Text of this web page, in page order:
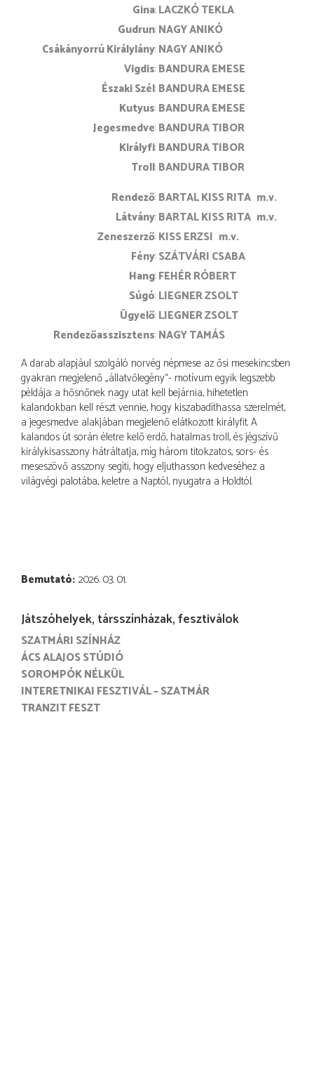
Gina LACZKÓ TEKLA
Gudrun NAGY ANIKÓ
Csákányorrú Királylány NAGY ANIKÓ
Vigdis BANDURA EMESE
Északi Szél BANDURA EMESE
Kutyus BANDURA EMESE
Jegesmedve BANDURA TIBOR
Királyfi BANDURA TIBOR
Troll BANDURA TIBOR
rendező BARTAL KISS RITA m.v.
látvány BARTAL KISS RITA m.v.
zeneszerző KISS ERZSI m.v.
fény SZÁTVÁRI CSABA
hang FEHÉR RÓBERT
súgó LIEGNER ZSOLT
ügyelő LIEGNER ZSOLT
rendezőasszisztens NAGY TAMÁS
A darab alapjául szolgáló norvég népmese az ősi mesekincsben
gyakran megjelenő „állatvőlegény“- motívum egyik legszebb
példája: a hősnőnek nagy utat kell bejárnia, hihetetlen
kalandokban kell részt vennie, hogy kiszabadíthassa szerelmét,
a jegesmedve alakjában megjelenő elátkozott királyfit. A
kalandos út során életre kelő erdő, hatalmas troll, és jégszívű
királykisasszony hátráltatja, míg három titokzatos, sors- és
meseszövő asszony segíti, hogy eljuthasson kedveséhez a
világvégi palotába, keletre a Naptól, nyugatra a Holdtól.
Bemutató 2026. 03. 01.
Játszóhelyek, társszínházak, fesztiválok
SZATMÁRI SZÍNHÁZ
ÁCS ALAJOS STÚDIÓ
SOROMPÓK NÉLKÜL
INTERETNIKAI FESZTIVÁL – SZATMÁR
TRANZIT FESZT